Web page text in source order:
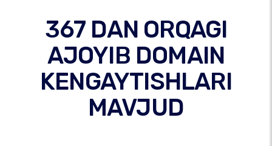
367 DAN ORQAGI
AJOYIB DOMAIN
KENGAYTISHLARI
MAVJUD